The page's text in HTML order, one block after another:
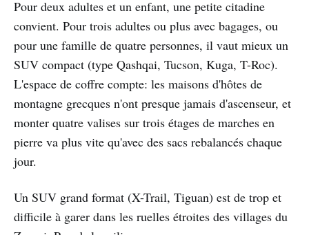
Pour deux adultes et un enfant, une petite citadine
convient. Pour trois adultes ou plus avec bagages, ou
pour une famille de quatre personnes, il vaut mieux un
SUV compact (type Qashqai, Tucson, Kuga, T-Roc).
L'espace de coffre compte: les maisons d'hôtes de
montagne grecques n'ont presque jamais d'ascenseur, et
monter quatre valises sur trois étages de marches en
pierre va plus vite qu'avec des sacs rebalancés chaque
jour.
Un SUV grand format (X-Trail, Tiguan) est de trop et
difficile à garer dans les ruelles étroites des villages du